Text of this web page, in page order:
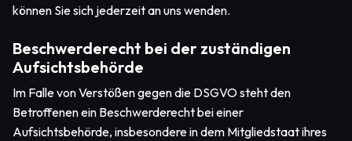
können Sie sich jederzeit an uns wenden.
Beschwerderecht bei der zuständigen
Aufsichtsbehörde
Im Falle von Verstößen gegen die DSGVO steht den
Betroffenen ein Beschwerderecht bei einer
Aufsichtsbehörde, insbesondere in dem Mitgliedstaat ihres